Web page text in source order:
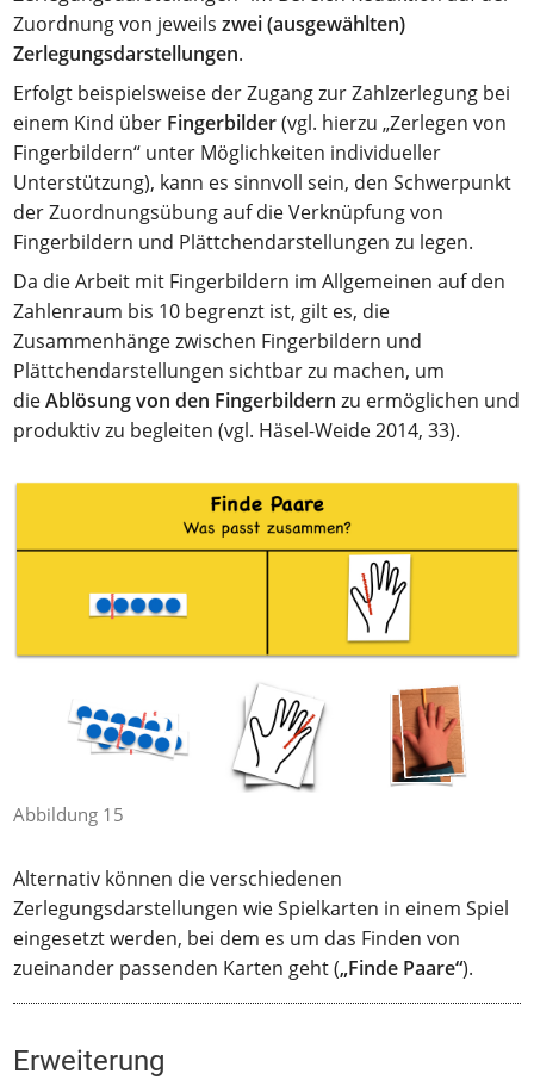
Zuordnung von jeweilszwei (ausgewählten)
Zerlegungsdarstellungen.
Erfolgt beispielsweise der Zugang zur Zahlzerlegung bei
einem Kind über Fingerbilder(vgl. hierzu „Zerlegen von
Fingerbildern“ unter Möglichkeiten individueller
Unterstützung), kann es sinnvoll sein, den Schwerpunkt
der Zuordnungsübung auf die Verknüpfung von
Fingerbildern und Plättchendarstellungen zu legen.
Da die Arbeit mit Fingerbildern im Allgemeinen auf den
Zahlenraum bis 10 begrenzt ist, gilt es, die
Zusammenhänge zwischen Fingerbildern und
Plättchendarstellungen sichtbar zu machen, um
dieAblösung von den Fingerbildern zu ermöglichen und
produktiv zu begleiten (vgl. Häsel-Weide 2014, 33).
Abbildung 15
Alternativ können die verschiedenen
Zerlegungsdarstellungen wie Spielkarten in einem Spiel
eingesetzt werden, bei dem es um das Finden von
zueinander passenden Karten geht („Finde Paare“).
Erweiterung